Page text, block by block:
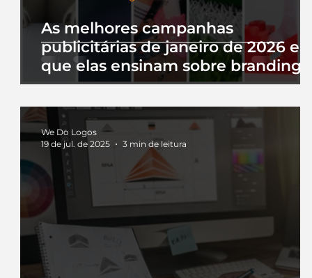
As melhores campanhas
publicitárias de janeiro de 2026 e
que elas ensinam sobre branding
We Do Logos
19 de jul. de 2025
3 min de leitura